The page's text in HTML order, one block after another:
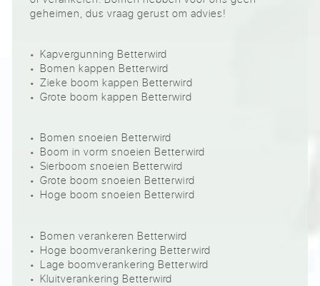
geheimen, dus vraag gerust om advies!
Kapvergunning Betterwird
Bomen kappen Betterwird
Zieke boom kappen Betterwird
Grote boom kappen Betterwird
Bomen snoeien Betterwird
Boom in vorm snoeien Betterwird
Sierboom snoeien Betterwird
Grote boom snoeien Betterwird
Hoge boom snoeien Betterwird
Bomen verankeren Betterwird
Hoge boomverankering Betterwird
Lage boomverankering Betterwird
Kluitverankering Betterwird